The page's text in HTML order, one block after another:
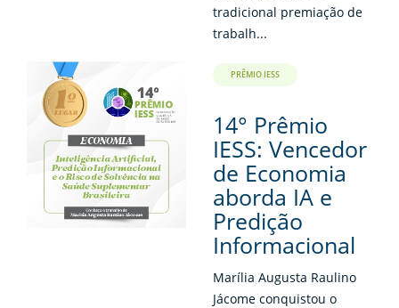
tradicional premiação de
trabalh...
PRÊMIO IESS
14° Prêmio
IESS: Vencedor
de Economia
aborda IA e
Predição
Informacional
Marília Augusta Raulino
Jácome conquistou o